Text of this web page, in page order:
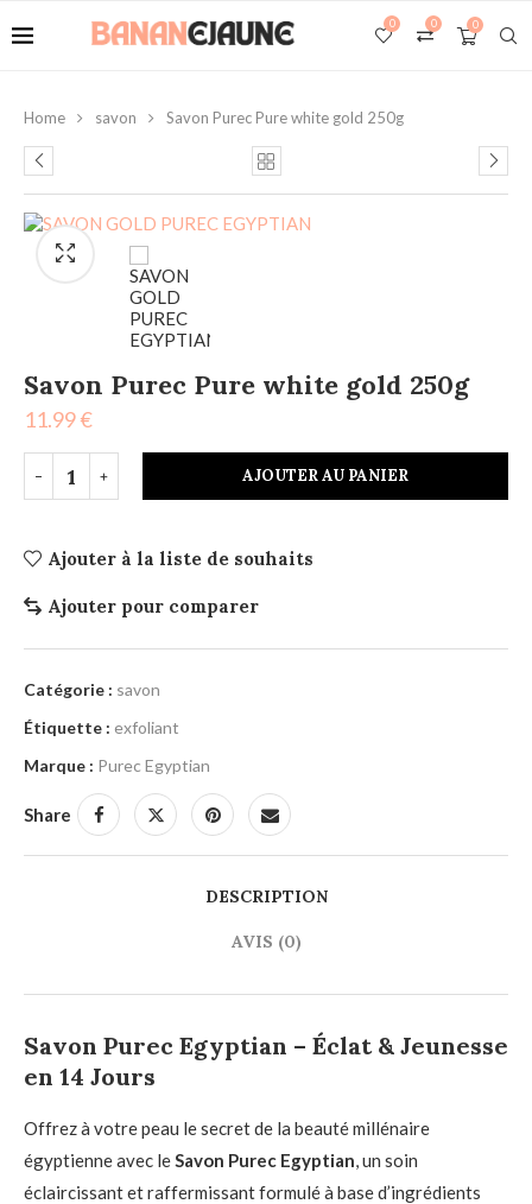
0
0
0
Home savon Savon Purec Pure white gold 250g
Savon Purec Pure white gold 250g
11.99€
AJOUTER AU PANIER
Ajouter à la liste de souhaits
Ajouter pour comparer
Catégorie : savon
Étiquette : exfoliant
Marque : Purec Egyptian
Share
DESCRIPTION
AVIS (0)
Savon Purec Egyptian – Éclat & Jeunesse
en 14 Jours
Offrez à votre peau le secret de la beauté millénaire
égyptienne avec leSavon Purec Egyptian, un soin
éclaircissant et raffermissant formulé à base d’ingrédients